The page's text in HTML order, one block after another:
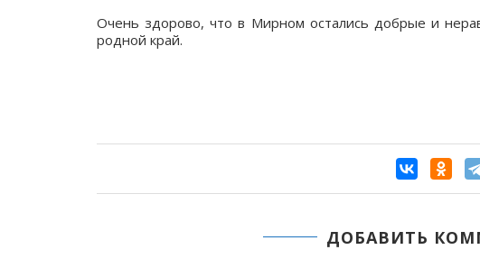
Очень здорово, что в Мирном остались добрые и
родной край.
ДОБАВИТЬ